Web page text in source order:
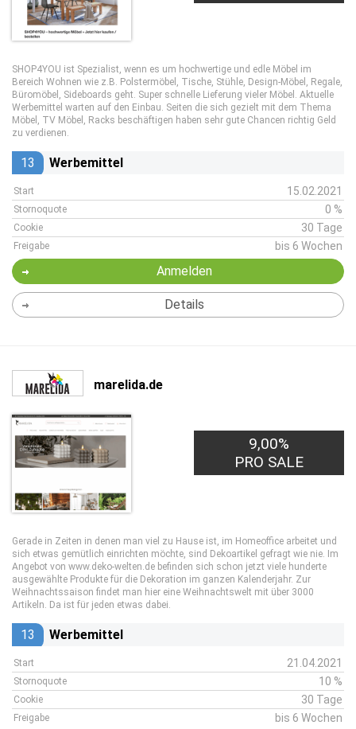
SHOP4YOU ist Spezialist, wenn es um hochwertige und edle Möbel im
Bereich Wohnen wie z.B. Polstermöbel, Tische, Stühle, Design-Möbel, Regale,
Büromöbel, Sideboards geht. Super schnelle Lieferung vieler Möbel. Aktuelle
Werbemittel warten auf den Einbau. Seiten die sich gezielt mit dem Thema
Möbel, TV Möbel, Racks beschäftigen haben sehr gute Chancen richtig Geld
zu verdienen.
13 Werbemittel
Start 15.02.2021
Stornoquote 0 %
Cookie 30 Tage
Freigabe bis 6 Wochen
Anmelden
Details
marelida.de
9,00%
PRO SALE
Gerade in Zeiten in denen man viel zu Hause ist, im Homeoffice arbeitet und
sich etwas gemütlich einrichten möchte, sind Dekoartikel gefragt wie nie. Im
Angebot von www.deko-welten.de befinden sich schon jetzt viele hunderte
ausgewählte Produkte für die Dekoration im ganzen Kalenderjahr. Zur
Weihnachtssaison findet man hier eine Weihnachtswelt mit über 3000
Artikeln. Da ist für jeden etwas dabei.
13 Werbemittel
Start 21.04.2021
Stornoquote 10 %
Cookie 30 Tage
Freigabe bis 6 Wochen